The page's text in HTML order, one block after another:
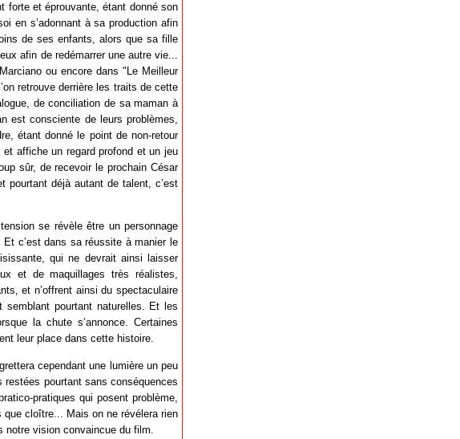
forte et éprouvante, étant donné son
en s’adonnant à sa production afin
de ses enfants, alors que sa fille
afin de redémarrer une autre vie...
ou encore dans "Le Meilleur
retrouve derrière les traits de cette
de conciliation de sa maman à
est consciente de leurs problèmes,
étant donné le point de non-retour
et affiche un regard profond et un jeu
sûr, de recevoir le prochain César
pourtant déjà autant de talent, c’est
se révèle être un personnage
c’est dans sa réussite à manier le
qui ne devrait ainsi laisser
et de maquillages très réalistes,
et n’offrent ainsi du spectaculaire
semblant pourtant naturelles. Et les
la chute s’annonce. Certaines
leur place dans cette histoire.
cependant une lumière un peu
pourtant sans conséquences
pratiques qui posent problème,
cloître... Mais on ne révélera rien
notre vision convaincue du film.